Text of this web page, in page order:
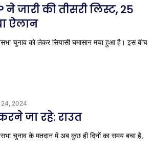
ने जारी की तीसरी लिस्ट, 25
ऐलान
चुनाव को लेकर सियासी घमासान मचा हुआ है। इस बीच
2024
जा रहे: राउत
चुनाव के मतदान में अब कुछ ही दिनों का समय बचा है,